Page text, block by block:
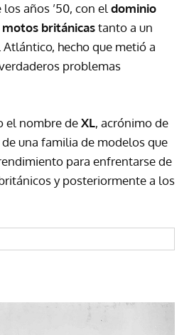
años ’50, con el dominio
británicastanto a un
hecho que metió a
problemas
el nombre deXL, acrónimo de
de una familia de modelos que
para enfrentarse de
y posteriormente a los